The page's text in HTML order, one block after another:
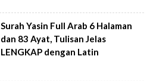
Surah Yasin Full Arab 6 Halaman
dan 83 Ayat, Tulisan Jelas
LENGKAP dengan Latin